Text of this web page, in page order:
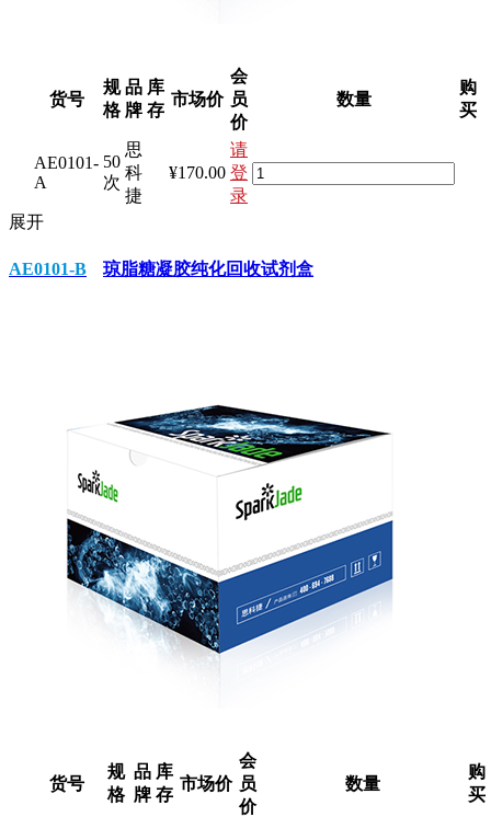
货号
规
格
品
牌
库
存
市场价
会
员
价
数量
购
买
AE0101-
A
50
次
思
科
捷
¥170.00
请
登
录
展开
AE0101-B 琼脂糖凝胶纯化回收试剂盒
货号
规
格
品
牌
库
存
市场价
会
员
价
数量
购
买